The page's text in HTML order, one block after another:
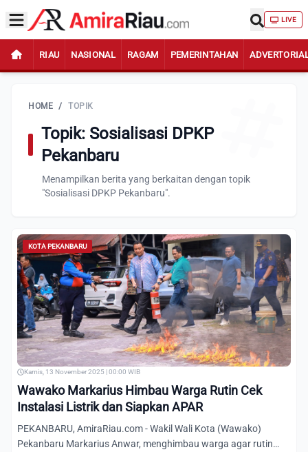
LIVE
RIAU NASIONAL RAGAM PEMERINTAHAN
HOME / TOPIK
Topik: Sosialisasi DPKP
Pekanbaru
Menampilkan berita yang berkaitan dengan topik
"Sosialisasi DPKP Pekanbaru".
KOTA PEKANBARU
Kamis, 13 November 2025 | 00:00 WIB
Wawako Markarius Himbau Warga Rutin Cek
Instalasi Listrik dan Siapkan APAR
PEKANBARU, AmiraRiau.com - Wakil Wali Kota (Wawako)
Pekanbaru Markarius Anwar, menghimbau warga agar rutin